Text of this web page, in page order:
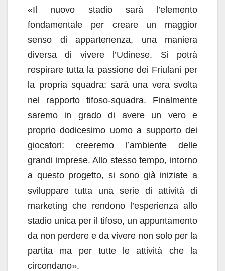
«Il nuovo stadio sarà l’elemento
fondamentale per creare un maggior
senso di appartenenza, una maniera
diversa di vivere l’Udinese. Si potrà
respirare tutta la passione dei Friulani per
la propria squadra: sarà una vera svolta
nel rapporto tifoso-squadra. Finalmente
saremo in grado di avere un vero e
proprio dodicesimo uomo a supporto dei
giocatori: creeremo l’ambiente delle
grandi imprese. Allo stesso tempo, intorno
a questo progetto, si sono già iniziate a
sviluppare tutta una serie di attività di
marketing che rendono l’esperienza allo
stadio unica per il tifoso, un appuntamento
da non perdere e da vivere non solo per la
partita ma per tutte le attività che la
circondano».